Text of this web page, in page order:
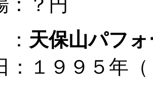
？円
天保山パフ
：１９９５年